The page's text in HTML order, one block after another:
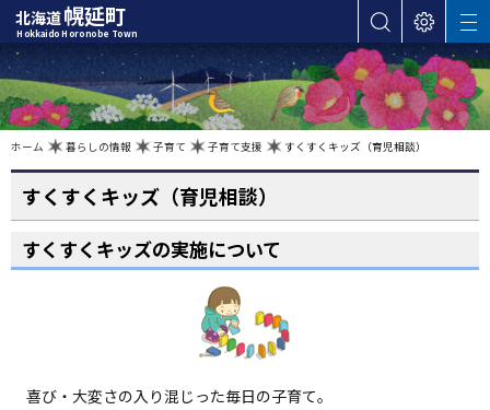
本
文
へ
カ
テ
ゴ
リ
・
ニ
北海道幌延町
Hokkaido Horonobe Town
表
示
設
定
サ
イ
ト
内
検
索
M
E
N
U
在
置
ホーム 暮らしの情報 子育て 子育て支援 すくすくキッズ（育児相談）
すくすくキッズ（育児相談）
すくすくキッズの実施について
喜び・大変さの入り混じった毎日の子育て。